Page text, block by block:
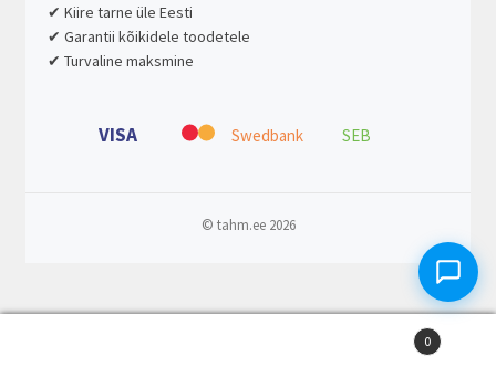
✔ Kiire tarne üle Eesti
✔ Garantii kõikidele toodetele
✔ Turvaline maksmine
VISA Swedbank SEB
© tahm.ee 2026
0